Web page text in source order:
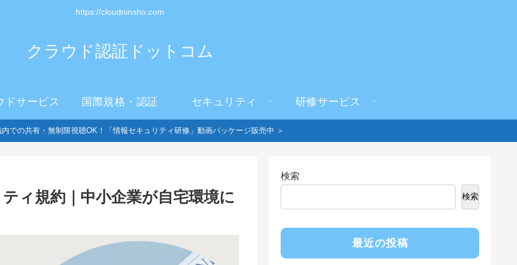
https://cloudninsho.com
クラウド認証ドットコム
ドサービス 国際規格・認証 セキュリティ 研修サービス
内での共有・無制限視聴OK！「情報セキュリティ研修」動画パッケージ販売中 ＞
ィ規約｜中小企業が自宅環境に
検索
検索
最近の投稿